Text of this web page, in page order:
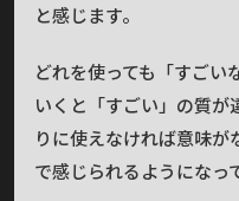
と感じます。
どれを使っても「すごい
いくと「すごい」の質が
りに使えなければ意味
で感じられるようになっ